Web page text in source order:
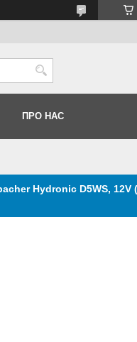
ПРО НАС
Hydronic D5WS, 12V